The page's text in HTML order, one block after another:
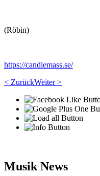
(Röbin)
https://candlemass.se/
< ZurückWeiter >
Musik News